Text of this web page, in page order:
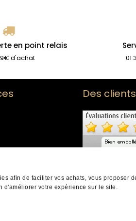
afin de faciliter vos achats, vous proposer
votre expérience sur le site.
en point relais
d'achat 01
Des